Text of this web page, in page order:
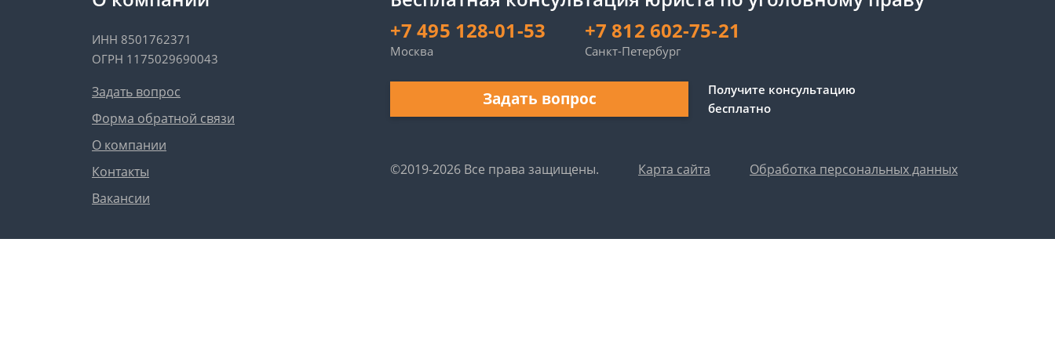
ИНН 8501762371
ОГРН 1175029690043
Задать вопрос
Форма обратной связи
О компании
Контакты
Вакансии
+7 495 128-01-53
Москва
+7 812 602-75-21
Санкт-Петербург
Задать вопрос
Получите консультацию
бесплатно
©2019-2026 Все права защищены. Карта сайта Обработка персональных данных